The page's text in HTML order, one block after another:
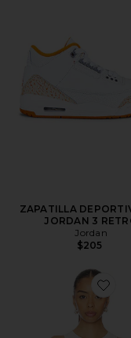
ZAPATILLA
JORDAN 3
Jordan
$205